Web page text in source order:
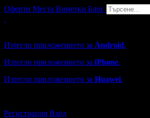
Оферти Места Винетки Блог
Изтегли приложението за Android.
Изтегли приложението за iPhone.
Изтегли приложението за Huawei.
Регистрация Вход